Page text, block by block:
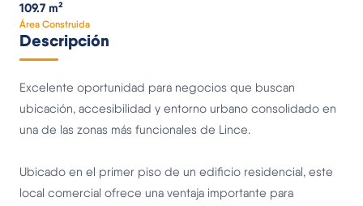
109.7 m²
Área Construida
Descripción
Excelente oportunidad para negocios que buscan
ubicación, accesibilidad y entorno urbano consolidado en
una de las zonas más funcionales de Lince.
Ubicado en el primer piso de un edificio residencial, este
local comercial ofrece una ventaja importante para